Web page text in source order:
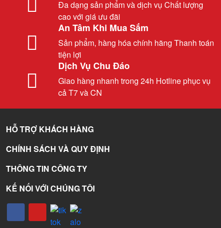
Đa dạng sản phẩm và dịch vụ Chất lượng
cao với giá ưu đãi
An Tâm Khi Mua Sắm
Sản phẩm, hàng hóa chính hãng Thanh toán
tiện lợi
Dịch Vụ Chu Đáo
Giao hàng nhanh trong 24h Hotline phục vụ
cả T7 và CN
HỖ TRỢ KHÁCH HÀNG
CHÍNH SÁCH VÀ QUY ĐỊNH
THÔNG TIN CÔNG TY
KẾ NỐI VỚI CHÚNG TÔI